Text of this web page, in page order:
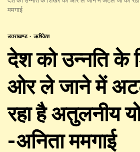
ममगाई
उत्तराखण्ड ऋषिकेश
देश को उन्नति के
ओर ले जाने में
रहा है अतुलनीय
-अनिता ममगाई